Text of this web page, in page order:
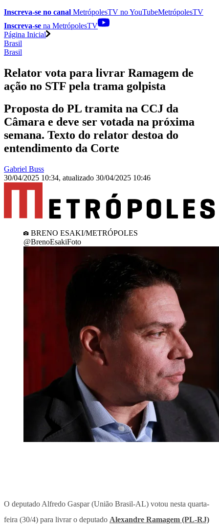
Inscreva-se no canal MetrópolesTV noYouTubeMetrópolesTV
Inscreva-se na MetrópolesTV
Página Inicial
Brasil
Brasil
Relator vota para livrar Ramagem de
ação no STF pela trama golpista
Proposta do PL tramita na CCJ da
Câmara e deve ser votada na próxima
semana. Texto do relator destoa do
entendimento da Corte
Gabriel Buss
30/04/2025 10:34, atualizado 30/04/2025 10:46
BRENO ESAKI/METRÓPOLES
@BrenoEsakiFoto
O deputado Alfredo Gaspar (União Brasil-AL) votou nesta quarta-
feira (30/4) para livrar o deputado Alexandre Ramagem (PL-RJ)